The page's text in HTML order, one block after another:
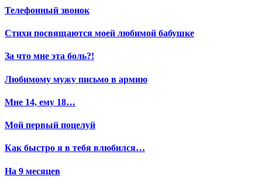
Телефонный звонок
Стихи посвящаются моей любимой бабушке
За что мне эта боль?!
Любимому мужу письмо в армию
Мне 14, ему 18…
Мой первый поцелуй
Как быстро я в тебя влюбился…
На 9 месяцев